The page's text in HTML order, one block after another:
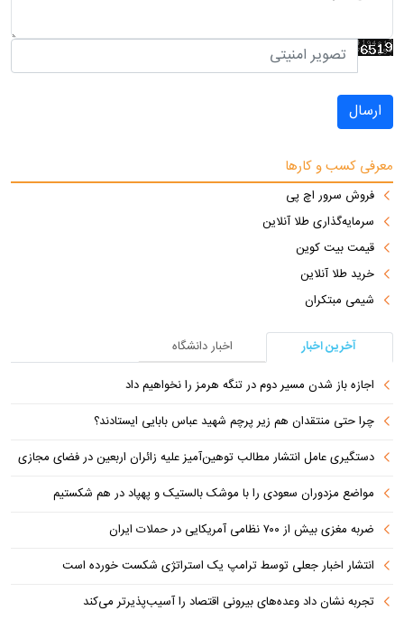
ارسال
معرفی کسب و کارها
فروش سرور اچ پی
سرمایه‌گذاری طلا آنلاین
قیمت بیت کوین
خرید طلا آنلاین
شیمی مبتکران
آخرین اخبار
اخبار دانشگاه
اجازه باز شدن مسیر دوم در تنگه هرمز را نخواهیم داد
چرا حتی منتقدان هم زیر پرچم شهید عباس بابایی ایستادند؟
دستگیری عامل انتشار مطالب توهین‌آمیز علیه زائران اربعین در فضای مجازی
مواضع مزدوران سعودی را با موشک بالستیک و پهپاد در هم شکستیم
ضربه مغزی بیش از ۷۰۰ نظامی آمریکایی در حملات ایران
انتشار اخبار جعلی توسط ترامپ یک استراتژی شکست خورده است
تجربه نشان داد وعده‌های بیرونی اقتصاد را آسیب‌پذیرتر می‌کند